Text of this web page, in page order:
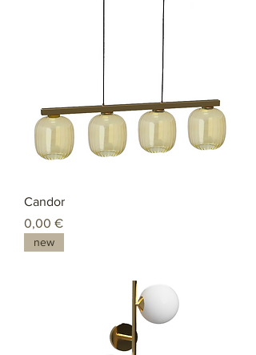
Candor
Preço
0,00 €
new